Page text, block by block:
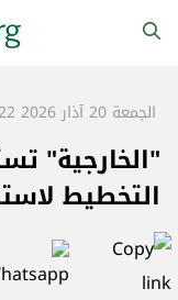
الجمعة 20 آذار 2026 09:30:22
"الخارجية"
التخطيط